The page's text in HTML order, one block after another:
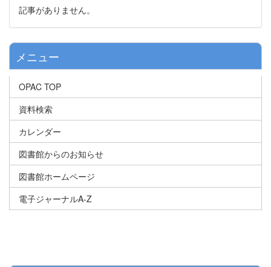
記事がありません。
メニュー
OPAC TOP
資料検索
カレンダー
図書館からのお知らせ
図書館ホームページ
電子ジャーナルA-Z